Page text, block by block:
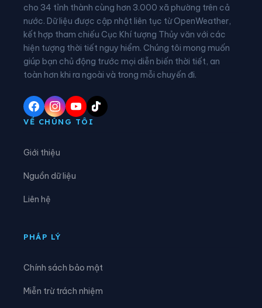
Xã Đại Đồng Xã Diên Hà
Xã Đoàn Đào Xã Đồng Bằng
Xã Đồng Châu Xã Đông Hưng
Xã Đông Quan
Xã Đông Tiền Hải
Xã Hưng Phú
cho 34 tỉnh thành cùng hơn 3.000 xã phường trên cả
nước. Dữ liệu được cập nhật liên tục từ OpenWeather,
kết hợp tham chiếu Cục Khí tượng Thủy văn với các
hiện tượng thời tiết nguy hiểm. Chúng tôi mong muốn
giúp bạn chủ động trước mọi diễn biến thời tiết, an
toàn hơn khi ra ngoài và trong mỗi chuyến đi.
VỀ CHÚNG TÔI
Giới thiệu
Nguồn dữ liệu
Liên hệ
PHÁP LÝ
Chính sách bảo mật
Miễn trừ trách nhiệm